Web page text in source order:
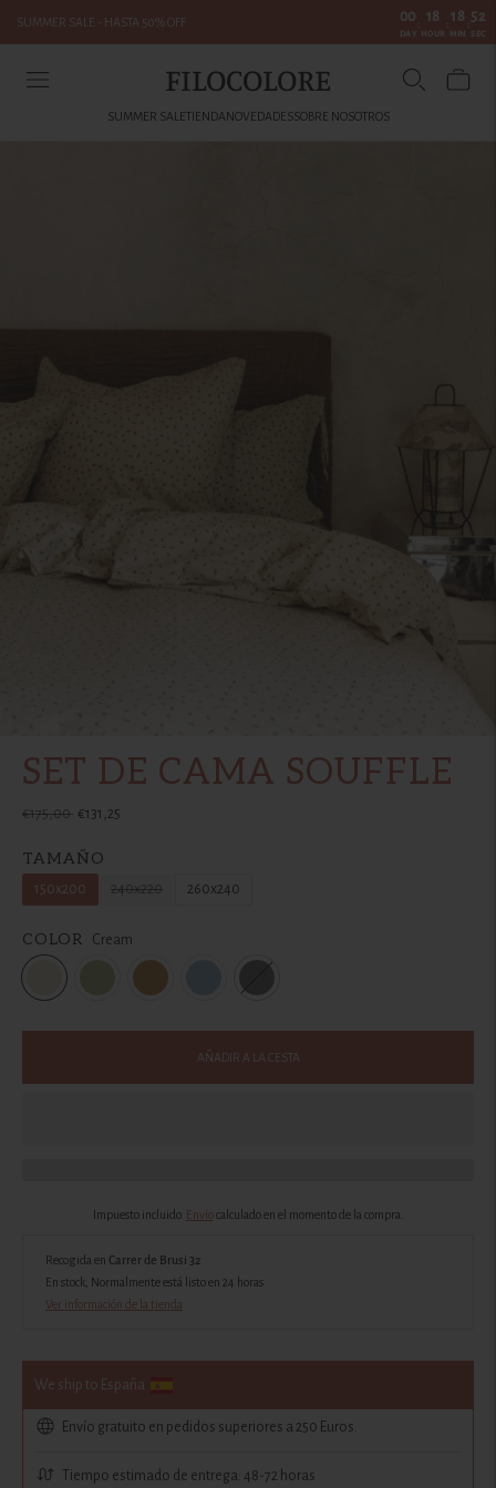
SUMMER SALE - HASTA 50% OFF 00
DAY
: 18
HOUR
: 18
MIN
: 52
SEC
FILOCOLORE
SUMMER SALETIENDANOVEDADESSOBRE NOSOTROS
SET DE CAMA SOUFFLE
€175,00Precio
€131,25
TAMAÑO
150x200 240x220 260x240
COLOR Cream
AÑADIR A LA CESTA
Impuesto incluido. Envíocalculado en el momento de la compra.
Recogida en Carrer de Brusi 32
En stock, Normalmente está listo en 24 horas
Ver información de la tienda
We ship to España
Envío gratuito en pedidos superiores a 250 Euros.
Tiempo estimado de entrega: 48-72 horas